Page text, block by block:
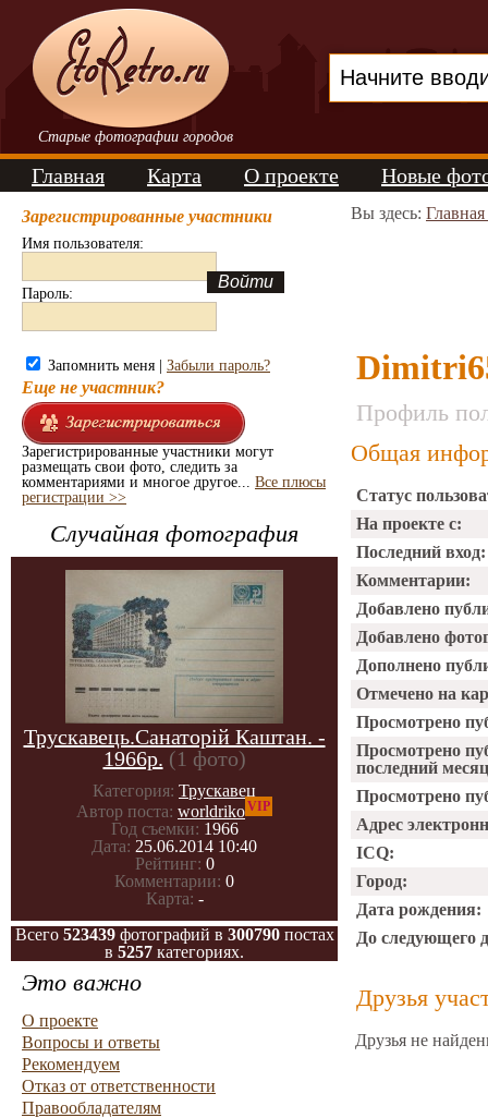
Старые фотографии городов
Главная Карта О проекте Новые
Зарегистрированные участники
Имя пользователя:
Пароль:
Запомнить меня | Забыли пароль?
Еще не участник?
Зарегистрированные участники могут
размещать свои фото, следить за
комментариями и многое другое... Все плюсы
регистрации >>
Случайная фотография
Трускавець.Санаторій Каштан. -
1966р. (1 фото)
Категория: Трускавец
Автор поста: worldrikoVIP
Год съемки: 1966
Дата: 25.06.2014 10:40
Рейтинг: 0
Комментарии: 0
Карта: -
Всего 523439фотографий в 300790постах
в 5257 категориях.
Это важно
О проекте
Вопросы и ответы
Рекомендуем
Отказ от ответственности
Правообладателям
Вы здесь:
Профиль
Общая
Статус
На проекте с:
Последний вход:
Комментарии:
Добавлено
Добавлено
Дополнено
Отмечено на
Просмотрено
Просмотрено
последний
Просмотрено
Адрес
ICQ:
Город:
Дата рождения:
До следующего
Друзья
Друзья не